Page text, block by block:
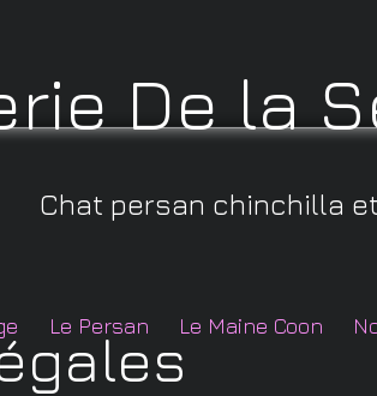
De la
Chat persan chinchilla
Le Persan Le Maine Coon